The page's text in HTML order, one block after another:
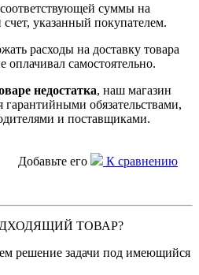
суммы на
указанный покупателем.
расходы на доставку товара
оплачивал самостоятельно.
недостатка, наш магазин
гарантийными обязательствами,
и поставщиками.
Добавьте его
К сравнению
ТОВАР?
решение задачи под имеющийся